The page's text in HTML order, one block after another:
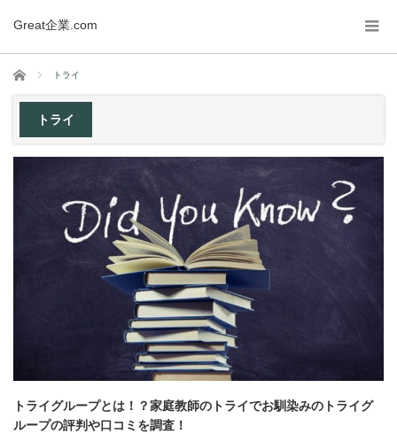
Great企業.com
ホーム トライ
トライ
トライグループとは！？家庭教師のトライでお馴染みのトライグ
ループの評判や口コミを調査！